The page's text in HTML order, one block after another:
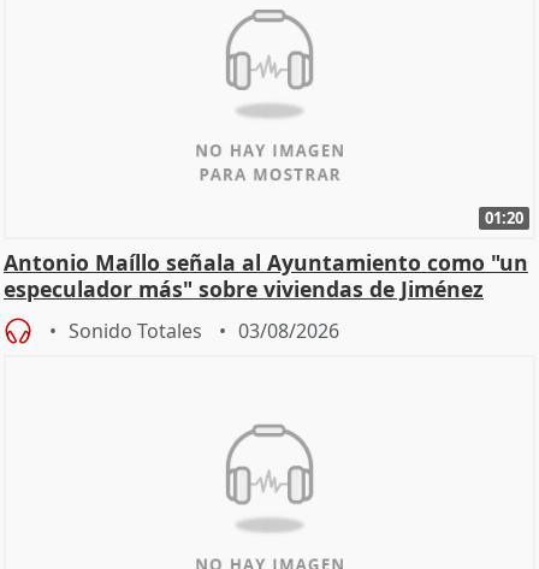
01:20
Antonio Maíllo señala al Ayuntamiento como "un
especulador más" sobre viviendas de Jiménez
Becerril
Sonido Totales 03/08/2026